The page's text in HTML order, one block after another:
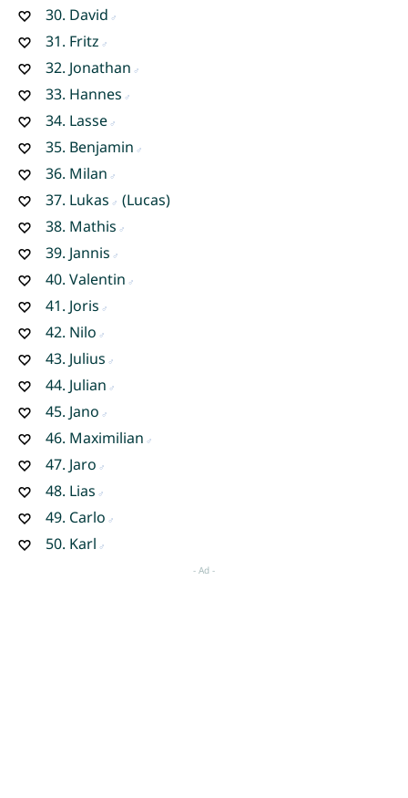
30. David
31. Fritz
32. Jonathan
33. Hannes
34. Lasse
35. Benjamin
36. Milan
37. Lukas
(Lucas)
38. Mathis
39. Jannis
40. Valentin
41. Joris
42. Nilo
43. Julius
44. Julian
45. Jano
46. Maximilian
47. Jaro
48. Lias
49. Carlo
50. Karl